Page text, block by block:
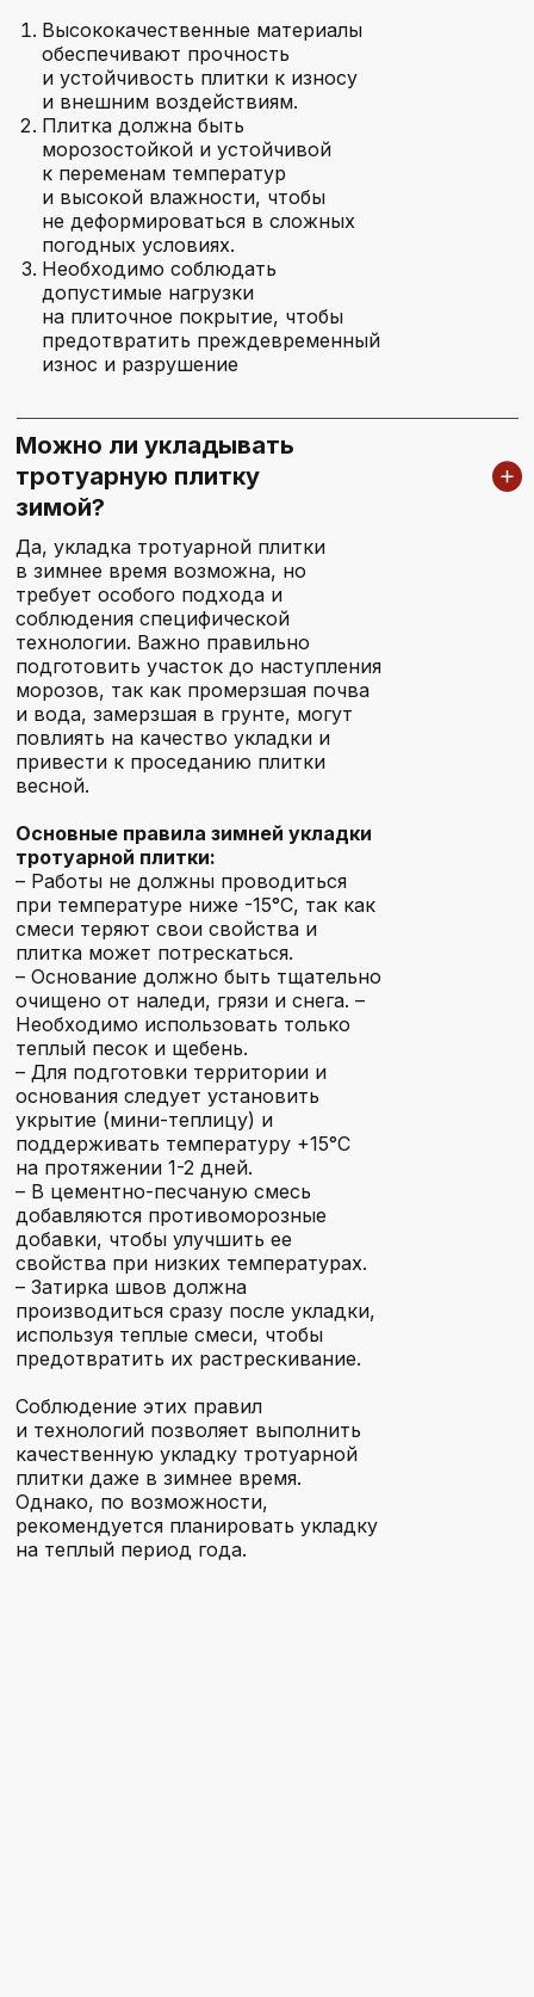
Высококачественные материалы
обеспечивают прочность
и устойчивость плитки к износу
и внешним воздействиям.
Плитка должна быть
морозостойкой и устойчивой
к переменам температур
и высокой влажности, чтобы
не деформироваться в сложных
погодных условиях.
Необходимо соблюдать
допустимые нагрузки
на плиточное покрытие, чтобы
предотвратить преждевременный
износ и разрушение
Можно ли укладывать
тротуарную плитку
зимой?
Да, укладка тротуарной плитки
в зимнее время возможна, но
требует особого подхода и
соблюдения специфической
технологии. Важно правильно
подготовить участок до наступления
морозов, так как промерзшая почва
и вода, замерзшая в грунте, могут
повлиять на качество укладки и
привести к проседанию плитки
весной.
Основные правила зимней укладки
тротуарной плитки:
– Работы не должны проводиться
при температуре ниже -15°C, так как
смеси теряют свои свойства и
плитка может потрескаться.
– Основание должно быть тщательно
очищено от наледи, грязи и снега. –
Необходимо использовать только
теплый песок и щебень.
– Для подготовки территории и
основания следует установить
укрытие (мини-теплицу) и
поддерживать температуру +15°C
на протяжении 1-2 дней.
– В цементно-песчаную смесь
добавляются противоморозные
добавки, чтобы улучшить ее
свойства при низких температурах.
– Затирка швов должна
производиться сразу после укладки,
используя теплые смеси, чтобы
предотвратить их растрескивание.
Соблюдение этих правил
и технологий позволяет выполнить
качественную укладку тротуарной
плитки даже в зимнее время.
Однако, по возможности,
рекомендуется планировать укладку
на теплый период года.
РЕГИОНЫ РАБОТЫ
Киржач
Электрогорск
Черноголовка
Электроугли
Электросталь